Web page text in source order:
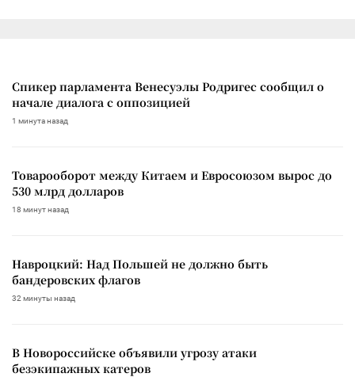
Спикер парламента Венесуэлы Родригес сообщил о
начале диалога с оппозицией
1 минута назад
Товарооборот между Китаем и Евросоюзом вырос до
530 млрд долларов
18 минут назад
Навроцкий: Над Польшей не должно быть
бандеровских флагов
32 минуты назад
В Новороссийске объявили угрозу атаки
безэкипажных катеров